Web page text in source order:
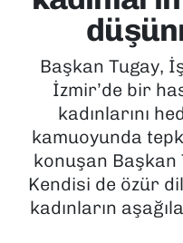
Başkan Tugay,
İzmir’de bir
kadınlarını
kamuoyunda
konuşan Başkan
Kendisi de özür
kadınların
MAGAZİN
POLİTİKA
SAĞLIK
SPOR
TEKNOLOJİ
Haber Arşivi